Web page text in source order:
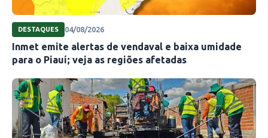
DESTAQUES 04/08/2026
Inmet emite alertas de vendaval e baixa umidade
para o Piauí; veja as regiões afetadas